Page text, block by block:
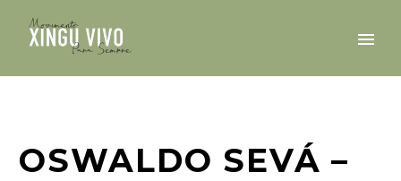
OSWALDO SEVÁ –